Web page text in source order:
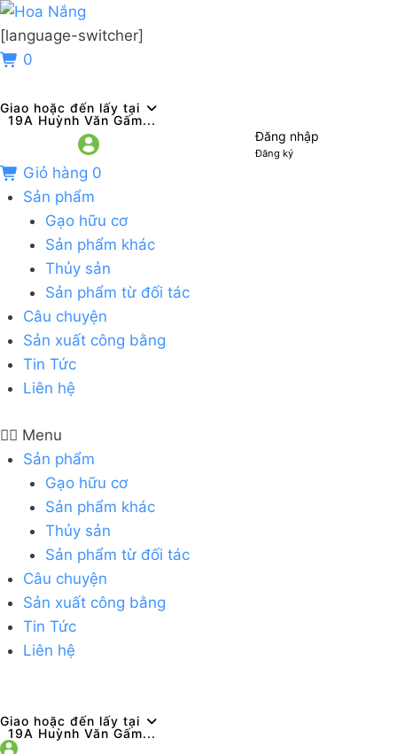
[language-switcher]
0
Giao hoặc đến lấy tại
19A Huỳnh Văn Gấm...
Đăng nhập
Đăng ký
Giỏ hàng 0
Sản phẩm
Gạo hữu cơ
Sản phẩm khác
Thủy sản
Sản phẩm từ đối tác
Câu chuyện
Sản xuất công bằng
Tin Tức
Liên hệ
Menu
Sản phẩm
Gạo hữu cơ
Sản phẩm khác
Thủy sản
Sản phẩm từ đối tác
Câu chuyện
Sản xuất công bằng
Tin Tức
Liên hệ
Giao hoặc đến lấy tại
19A Huỳnh Văn Gấm...